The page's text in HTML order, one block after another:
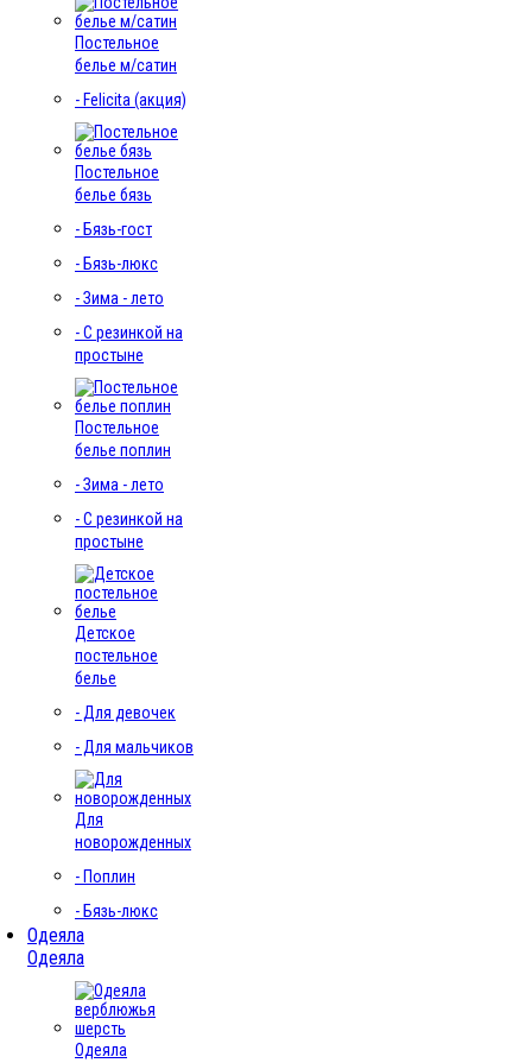
Постельное
белье м/сатин
- Felicita (акция)
Постельное
белье бязь
- Бязь-гост
- Бязь-люкс
- Зима - лето
- С резинкой на
простыне
Постельное
белье поплин
- Зима - лето
- С резинкой на
простыне
Детское
постельное
белье
- Для девочек
- Для мальчиков
Для
новорожденных
- Поплин
- Бязь-люкс
Одеяла
Одеяла
Одеяла